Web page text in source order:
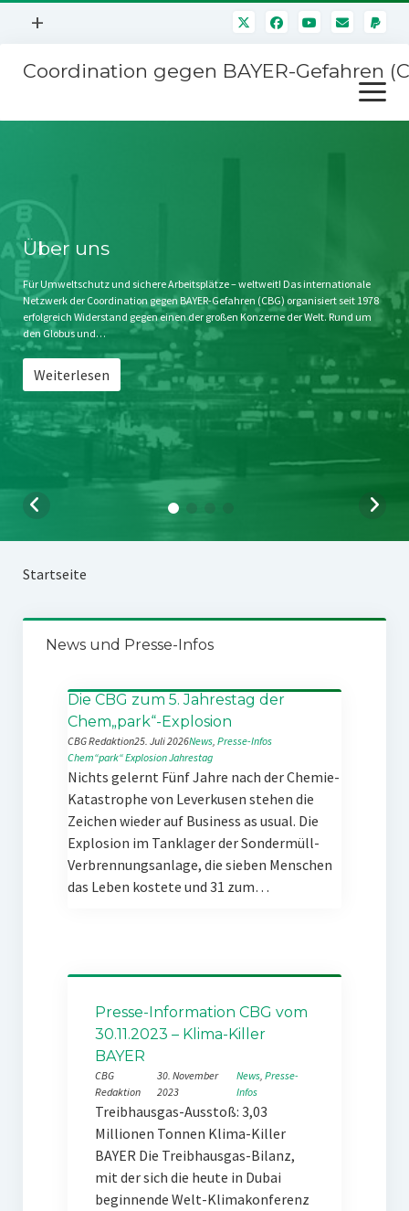
Menü
+
Mitmachen
Kontakt
Impressum
Störfälle
Coordination gegen BAYER-Gefahren
Menü
öffnen
Stichwort BAYER
Jahrestagung
SPENDEN
Über uns
Für Umweltschutz und sichere Arbeitsplätze – weltweit! Das internationale
Netzwerk der Coordination gegen BAYER-Gefahren (CBG) organisiert seit 1978
erfolgreich Widerstand gegen einen der großen Konzerne der Welt. Rund um
den Globus und…
Weiterlesen
Startseite
News und Presse-Infos
Die CBG zum 5. Jahrestag der
Chem„park“-Explosion
CBG Redaktion25. Juli 2026News, Presse-Infos
Chem“park“ExplosionJahrestag
Nichts gelernt Fünf Jahre nach der Chemie-
Katastrophe von Leverkusen stehen die
Zeichen wieder auf Business as usual. Die
Explosion im Tanklager der Sondermüll-
Verbrennungsanlage, die sieben Menschen
das Leben kostete und 31 zum…
Presse-Information CBG vom
30.11.2023 – Klima-Killer
BAYER
CBG
Redaktion
30. November
2023
News, Presse-
Infos
Treibhausgas-Ausstoß: 3,03
Millionen Tonnen Klima-Killer
BAYER Die Treibhausgas-Bilanz,
mit der sich die heute in Dubai
beginnende Welt-Klimakonferenz